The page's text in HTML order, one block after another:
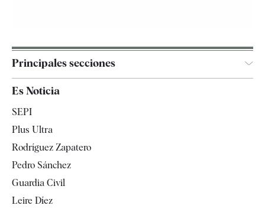
Principales secciones
España
Televisión
Es Noticia
SEPI
Plus Ultra
Rodríguez Zapatero
Pedro Sánchez
Guardia Civil
Leire Díez